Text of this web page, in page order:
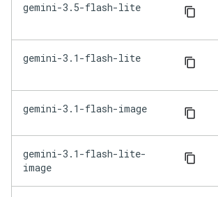
gemini-3.5-flash-lite
gemini-3.1-flash-lite
gemini-3.1-flash-image
gemini-3.1-flash-lite-
image